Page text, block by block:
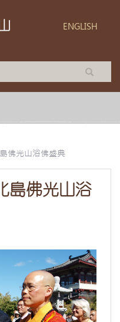
ENGLISH
佛光山浴佛盛典
島佛光山浴